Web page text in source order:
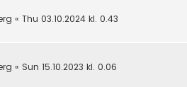
« Thu 03.10.2024 kl. 0.43
« Sun 15.10.2023 kl. 0.06